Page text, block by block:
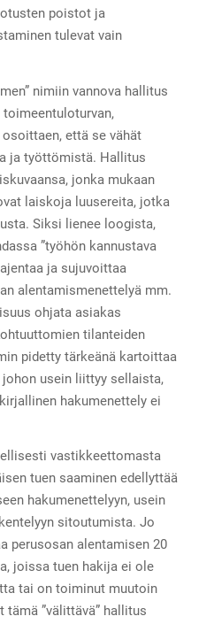
poistot ja
tulevat vain
nimiin vannova hallitus
että se vähät
ja työttömistä. Hallitus
jonka mukaan
laiskoja luusereita, jotka
Siksi lienee loogista,
”työhön kannustava
ja sujuvoittaa
alentamismenettelyä mm.
ohjata asiakas
tilanteiden
pidetty tärkeänä kartoittaa
usein liittyy sellaista,
hakumenettely ei
vastikkeettomasta
tuen saaminen edellyttää
hakumenettelyyn, usein
sitoutumista. Jo
perusosan alentamisen 20
joissa tuen hakija ei ole
tai on toiminut muutoin
tämä ”välittävä” hallitus